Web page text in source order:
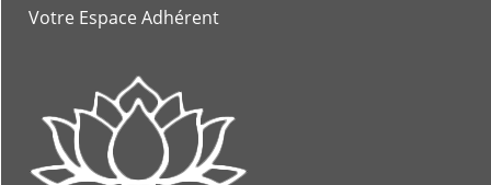
Votre Espace Adhérent